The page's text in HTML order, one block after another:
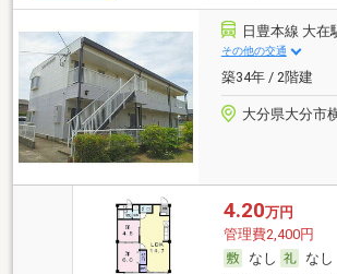
日豊本線 大在
その他の交通
築34年 / 2階建
大分県大分市
4.20万円
管理費2,400円
なし
なし